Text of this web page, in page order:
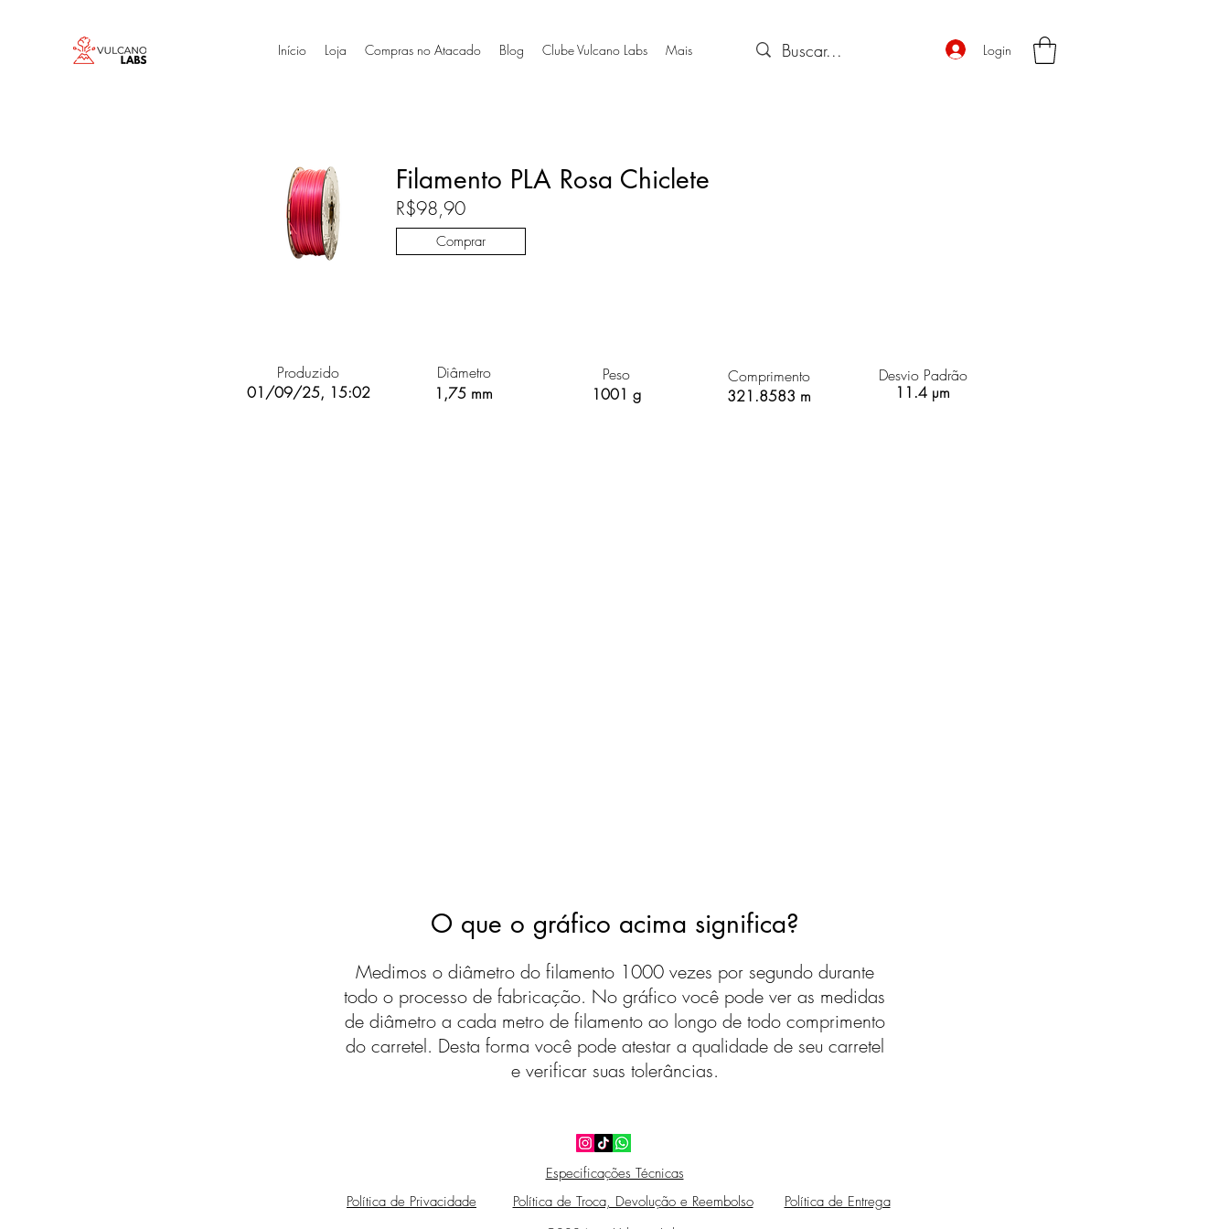
Início Loja Compras no Atacado Blog Clube Vulcano Labs Mais Login
Filamento PLA Rosa Chiclete
R$98,90
Comprar
Produzido
01/09/25, 15:02
Diâmetro
1,75 mm
Peso
1001 g
Comprimento
321.8583 m
Desvio Padrão
11.4 µm
O que o gráfico acima significa?
Medimos o diâmetro do filamento 1000 vezes por segundo durante
todo o processo de fabricação. No gráfico você pode ver as medidas
de diâmetro a cada metro de filamento ao longo de todo comprimento
do carretel. Desta forma você pode atestar a qualidade de seu carretel
e verificar suas tolerâncias.
Especificações Técnicas
Política de Privacidade
Política de Troca, Devolução e Reembolso Política de Entrega